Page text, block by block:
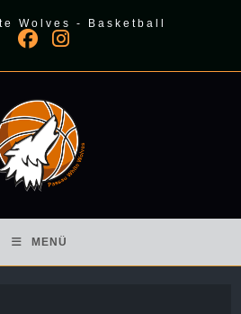
Wolves - Basketball
MENÜ